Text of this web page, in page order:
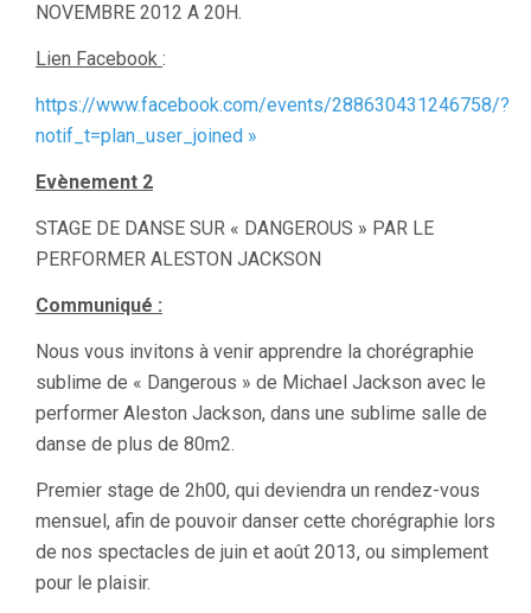
NOVEMBRE 2012 A 20H.
Lien Facebook :
https://www.facebook.com/events/288630431246758/?
notif_t=plan_user_joined »
Evènement 2
STAGE DE DANSE SUR « DANGEROUS » PAR LE
PERFORMER ALESTON JACKSON
Communiqué :
Nous vous invitons à venir apprendre la chorégraphie
sublime de « Dangerous » de Michael Jackson avec le
performer Aleston Jackson, dans une sublime salle de
danse de plus de 80m2.
Premier stage de 2h00, qui deviendra un rendez-vous
mensuel, afin de pouvoir danser cette chorégraphie lors
de nos spectacles de juin et août 2013, ou simplement
pour le plaisir.